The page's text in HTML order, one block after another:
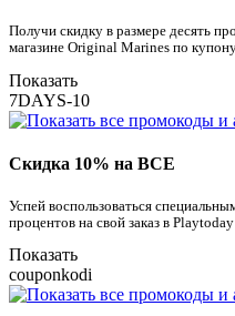
Получи скидку в размере десять
магазине Original Marines по
Показать
7DAYS-10
Скидка 10% на ВСЕ
Успей воспользоваться
процентов на свой заказ в Playtoday
Показать
couponkodi